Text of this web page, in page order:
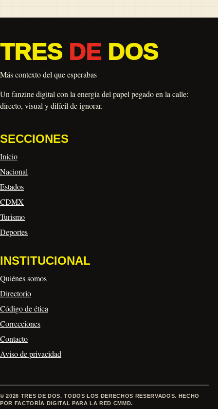
TRES DEDOS
Más contexto del que esperabas
Un fanzine digital con la energía del papel pegado en la calle:
directo, visual y difícil de ignorar.
SECCIONES
Inicio
Nacional
Estados
CDMX
Turismo
Deportes
INSTITUCIONAL
Quiénes somos
Directorio
Código de ética
Correcciones
Contacto
Aviso de privacidad
© 2026 TRES DE DOS. TODOS LOS DERECHOS RESERVADOS. HECHO
POR FACTORÍA DIGITAL PARA LA RED CMMD.